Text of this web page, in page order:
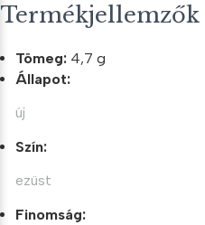
Termékjellemzők
Tömeg: 4,7 g
Állapot:
új
Szín:
ezüst
Finomság: